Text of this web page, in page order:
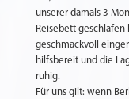
unserer damals 3
Reisebett geschlafen
geschmackvoll
hilfsbereit und die
ruhig.
Für uns gilt: wenn